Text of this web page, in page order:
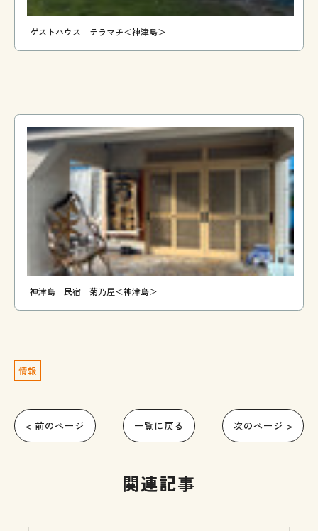
ゲストハウス テラマチ＜神津島＞
神津島 民宿 菊乃屋＜神津島＞
情報
< 前のページ 一覧に戻る 次のページ >
関連記事